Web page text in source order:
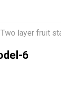
Two layer fruit
6